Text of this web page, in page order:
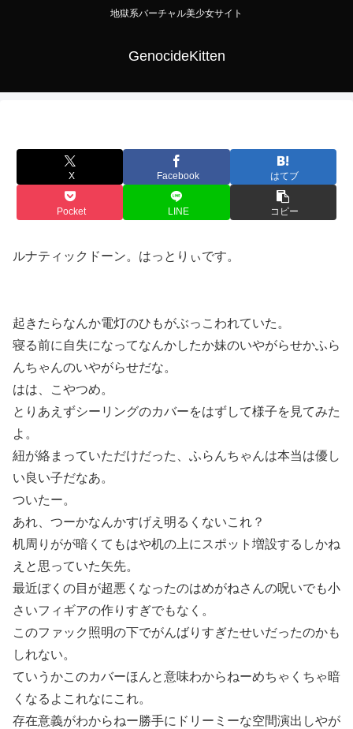
地獄系バーチャル美少女サイト
GenocideKitten
X Facebook はてブ
Pocket LINE コピー
ルナティックドーン。はっとりぃです。
起きたらなんか電灯のひもがぶっこわれていた。
寝る前に自失になってなんかしたか妹のいやがらせかふら
んちゃんのいやがらせだな。
はは、こやつめ。
とりあえずシーリングのカバーをはずして様子を見てみた
よ。
紐が絡まっていただけだった、ふらんちゃんは本当は優し
い良い子だなあ。
ついたー。
あれ、つーかなんかすげえ明るくないこれ？
机周りがが暗くてもはや机の上にスポット増設するしかね
えと思っていた矢先。
最近ぼくの目が超悪くなったのはめがねさんの呪いでも小
さいフィギアの作りすぎでもなく。
このファック照明の下でがんばりすぎたせいだったのかも
しれない。
ていうかこのカバーほんと意味わからねーめちゃくちゃ暗
くなるよこれなにこれ。
存在意義がわからねー勝手にドリーミーな空間演出しやが